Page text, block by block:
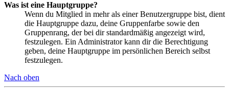
Was ist eine Hauptgruppe?
Wenn du Mitglied in mehr als einer Benutzergruppe bist, dient
die Hauptgruppe dazu, deine Gruppenfarbe sowie den
Gruppenrang, der bei dir standardmäßig angezeigt wird,
festzulegen. Ein Administrator kann dir die Berechtigung
geben, deine Hauptgruppe im persönlichen Bereich selbst
festzulegen.
Nach oben